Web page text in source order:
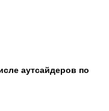
аутсайдеров по